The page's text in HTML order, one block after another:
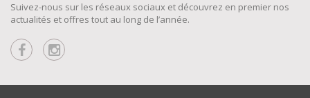
Suivez-nous sur les réseaux sociaux et découvrez en premier nos
actualités et offres tout au long de l’année.